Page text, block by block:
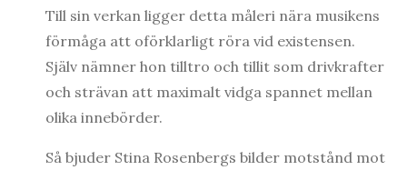
Till sin verkan ligger detta måleri nära musikens
förmåga att oförklarligt röra vid existensen.
Själv nämner hon tilltro och tillit som drivkrafter
och strävan att maximalt vidga spannet mellan
olika innebörder.
Så bjuder Stina Rosenbergs bilder motstånd mot